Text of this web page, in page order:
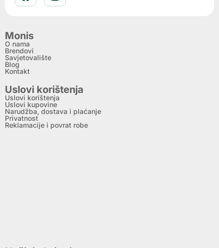
Monis
O nama
Brendovi
Savjetovalište
Blog
Kontakt
Uslovi korištenja
Uslovi korištenja
Uslovi kupovine
Narudžba, dostava i plaćanje
Privatnost
Reklamacije i povrat robe